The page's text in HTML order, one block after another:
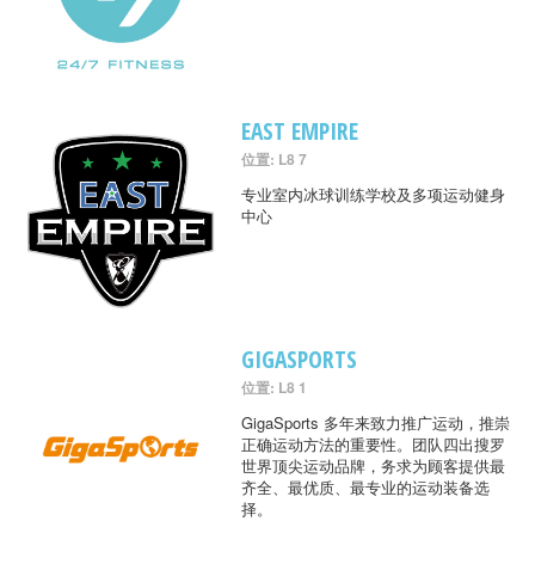
EAST EMPIRE
位置: L8 7
专业室内冰球训练学校及多项运动健身
中心
GIGASPORTS
位置: L8 1
GigaSports 多年来致力推广运动，推崇
正确运动方法的重要性。团队四出搜罗
世界顶尖运动品牌，务求为顾客提供最
齐全、最优质、最专业的运动装备选
择。